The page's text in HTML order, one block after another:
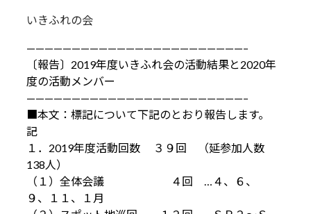
いきふれの会
————————————————————————–
〔報告〕2019年度いきふれ会の活動結果と2020年
度の活動メンバー
————————————————————————–
■本文：標記について下記のとおり報告します。
記
１．2019年度活動回数 ３９回 （延参加人数
138人）
（１）全体会議 ４回 …４、６、
９、１１、１月